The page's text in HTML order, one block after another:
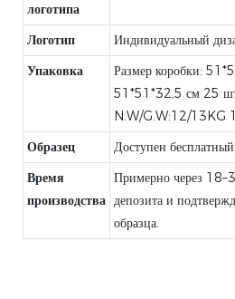
логотипа
Логотип
Индивидуальный
Упаковка
Размер коробки:
51*51*32,5 см 25
N.W/G.W:12/13KG
Образец
Доступен бесплатный
Время
производства
Примерно через
депозита и
образца.